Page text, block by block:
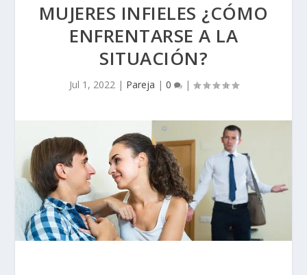
MUJERES INFIELES ¿CÓMO
ENFRENTARSE A LA
SITUACIÓN?
Jul 1, 2022| Pareja | 0 |